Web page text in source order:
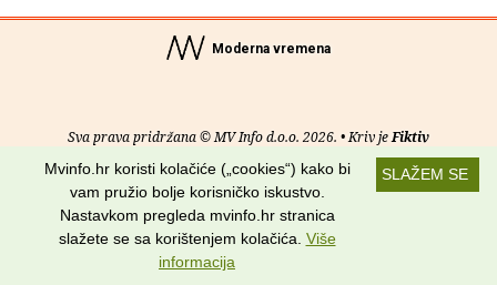
Moderna vremena
Sva prava pridržana © MV Info d.o.o. 2026. • Kriv jeFiktiv
Uvjeti korištenja RSS kanali
Potraži nas na:
SLAŽEM SE
Mvinfo.hr koristi kolačiće („cookies“) kako bi
vam pružio bolje korisničko iskustvo.
Nastavkom pregleda mvinfo.hr stranica
slažete se sa korištenjem kolačića. Više
informacija